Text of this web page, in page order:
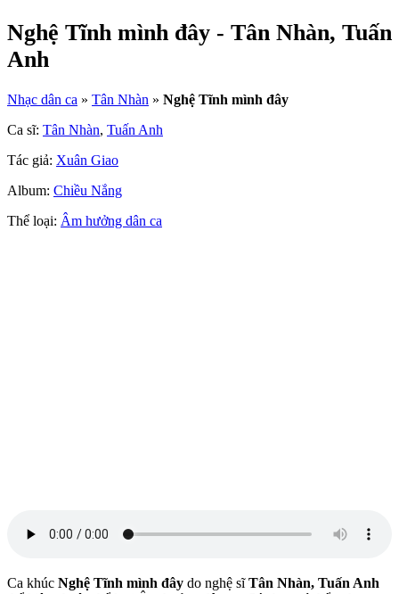
Nghệ Tĩnh mình đây - Tân Nhàn, Tuấn
Anh
Nhạc dân ca » Tân Nhàn » Nghệ Tĩnh mình đây
Ca sĩ: Tân Nhàn, Tuấn Anh
Tác giả: Xuân Giao
Album: Chiều Nắng
Thể loại: Âm hưởng dân ca
Ca khúc Nghệ Tĩnh mình đây do nghệ sĩTân Nhàn, Tuấn Anh